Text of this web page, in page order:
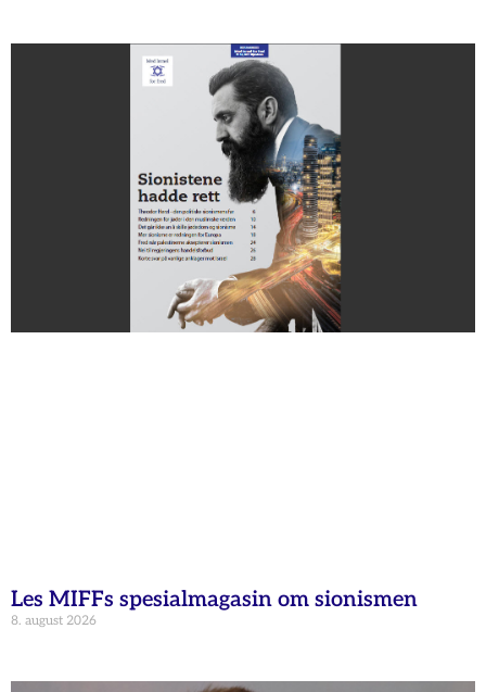
Les MIFFs spesialmagasin om sionismen
8. august 2026